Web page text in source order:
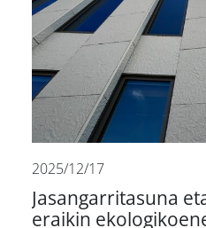
2025/12/17
Jasangarritasuna
eraikin